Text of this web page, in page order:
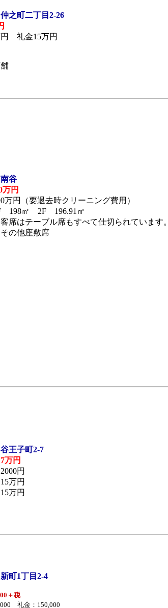
之町二丁目2-26
円 礼金15万円
谷
万円
円（要退去時クリーニング費用）
198㎡ 2F 196.91㎡
ーブル席もすべて仕切られています。
座敷席
王子町2-7
7万円
円
万円
万円
町1丁目2-4
＋税
礼金：150,000